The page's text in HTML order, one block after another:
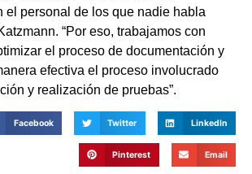
el personal de los que nadie habla
“Por eso, trabajamos con
el proceso de documentación y
efectiva el proceso involucrado
y realización de pruebas”.
Facebook Twitter LinkedIn
Pinterest Email